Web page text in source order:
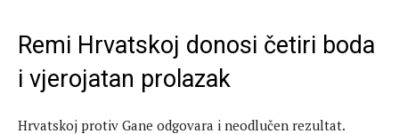
Remi Hrvatskoj donosi četiri boda
i vjerojatan prolazak
Hrvatskoj protiv Gane odgovara i neodlučen rezultat.